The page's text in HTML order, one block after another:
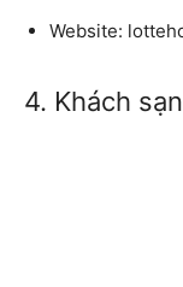
Website:
4. Khách